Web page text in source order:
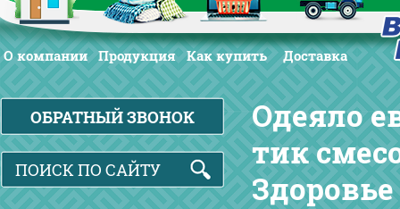
О компании Продукция Как купить Доставка
Одеяло
тик
Здоровье
ОБРАТНЫЙ ЗВОНОК